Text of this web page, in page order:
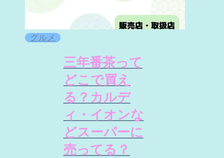
グルメ
三年番茶って
どこで買え
る？カルデ
ィ・イオンな
どスーパーに
売ってる？